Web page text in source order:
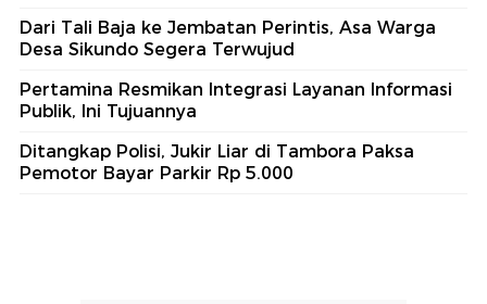
Dari Tali Baja ke Jembatan Perintis, Asa Warga
Desa Sikundo Segera Terwujud
Pertamina Resmikan Integrasi Layanan Informasi
Publik, Ini Tujuannya
Ditangkap Polisi, Jukir Liar di Tambora Paksa
Pemotor Bayar Parkir Rp 5.000